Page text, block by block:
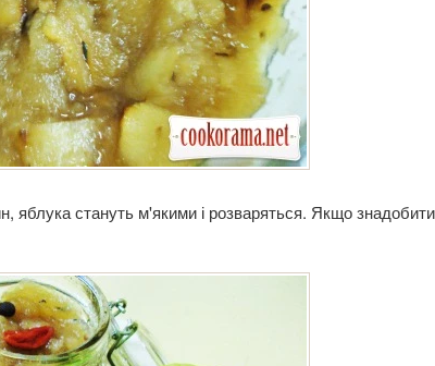
яблука стануть м'якими і розваряться. Якщо